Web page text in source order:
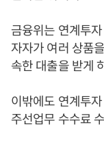
금융위는 연계투
자자가 여러 상품
속한 대출을 받게
이밖에도 연계투
주선업무 수수료